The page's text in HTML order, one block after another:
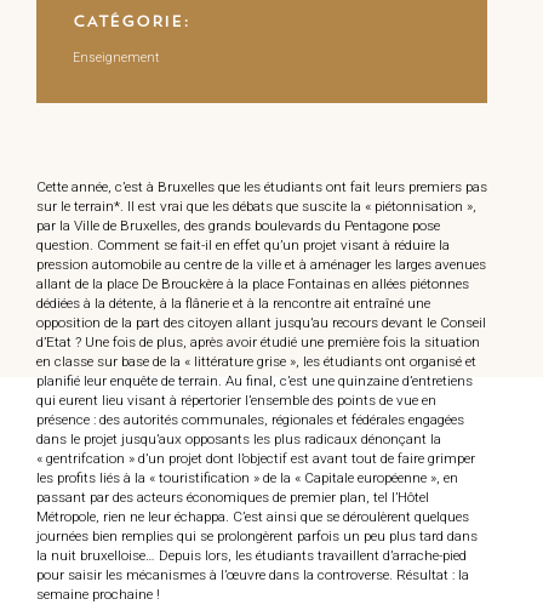
CATÉGORIE:
Enseignement
Cette année, c’est à Bruxelles que les étudiants ont fait leurs premiers pas
sur le terrain*. Il est vrai que les débats que suscite la « piétonnisation »,
par la Ville de Bruxelles, des grands boulevards du Pentagone pose
question. Comment se fait-il en effet qu’un projet visant à réduire la
pression automobile au centre de la ville et à aménager les larges avenues
allant de la place De Brouckère à la place Fontainas en allées piétonnes
dédiées à la détente, à la flânerie et à la rencontre ait entraîné une
opposition de la part des citoyen allant jusqu’au recours devant le Conseil
d’Etat ? Une fois de plus, après avoir étudié une première fois la situation
en classe sur base de la « littérature grise », les étudiants ont organisé et
planifié leur enquête de terrain. Au final, c’est une quinzaine d’entretiens
qui eurent lieu visant à répertorier l’ensemble des points de vue en
présence : des autorités communales, régionales et fédérales engagées
dans le projet jusqu’aux opposants les plus radicaux dénonçant la
« gentrifcation » d’un projet dont l’objectif est avant tout de faire grimper
les profits liés à la « touristification » de la « Capitale européenne », en
passant par des acteurs économiques de premier plan, tel l’Hôtel
Métropole, rien ne leur échappa. C’est ainsi que se déroulèrent quelques
journées bien remplies qui se prolongèrent parfois un peu plus tard dans
la nuit bruxelloise… Depuis lors, les étudiants travaillent d’arrache-pied
pour saisir les mécanismes à l’œuvre dans la controverse. Résultat : la
semaine prochaine !